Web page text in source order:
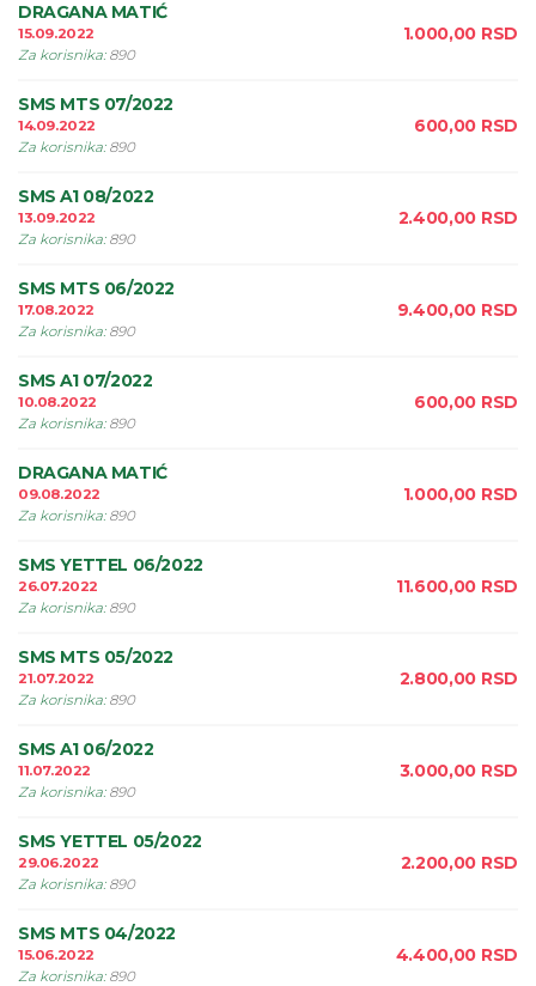
DRAGANA MATIĆ
15.09.2022
Za korisnika: 890
1.000,00 RSD
SMS MTS 07/2022
14.09.2022
Za korisnika: 890
600,00 RSD
SMS A1 08/2022
13.09.2022
Za korisnika: 890
2.400,00 RSD
SMS MTS 06/2022
17.08.2022
Za korisnika: 890
9.400,00 RSD
SMS A1 07/2022
10.08.2022
Za korisnika: 890
600,00 RSD
DRAGANA MATIĆ
09.08.2022
Za korisnika: 890
1.000,00 RSD
SMS YETTEL 06/2022
26.07.2022
Za korisnika: 890
11.600,00 RSD
SMS MTS 05/2022
21.07.2022
Za korisnika: 890
2.800,00 RSD
SMS A1 06/2022
11.07.2022
Za korisnika: 890
3.000,00 RSD
SMS YETTEL 05/2022
29.06.2022
Za korisnika: 890
2.200,00 RSD
SMS MTS 04/2022
15.06.2022
Za korisnika: 890
4.400,00 RSD